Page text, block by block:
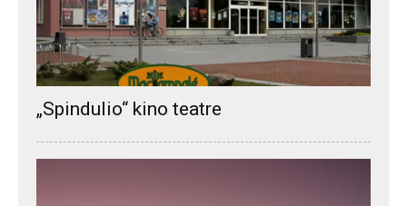
„Spindulio“ kino teatre